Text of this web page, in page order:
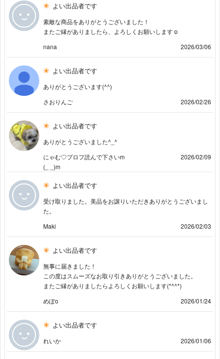
よい出品者です
素敵な商品をありがとうございました！
またご縁がありましたら、よろしくお願いします☺️
nana
2026/03/06
よい出品者です
ありがとうございます(^^)
さおりんご
2026/02/26
よい出品者です
ありがとうございました^_^
にゃむ♡プロフ読んで下さいm
(_ _)m
2026/02/09
よい出品者です
受け取りました。美品をお譲りいただきありがとうございまし
た。
Maki
2026/02/03
よい出品者です
無事に届きました！
この度はスムーズなお取り引きありがとうございました。
またご縁がありましたらよろしくお願いします(*^^*)
めぽo
2026/01/24
よい出品者です
れいか 2026/01/06